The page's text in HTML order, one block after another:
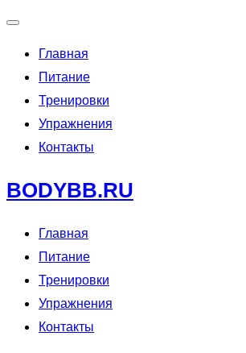
навигацию
Главная
Питание
Тренировки
Упражнения
Контакты
Перейти
к
содержимому
BODYBB.RU
Главная
Питание
Тренировки
Упражнения
Контакты